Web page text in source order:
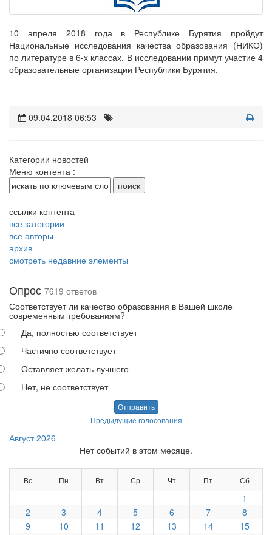
10 апреля 2018 года в Республике Бурятия пройдут
Национальные исследования качества образования (НИКО)
по литературе в 6-х классах. В исследовании примут участие 4
образовательные организации Республики Бурятия.
09.04.2018 06:53
Категории новостей
Меню контента :
ссылки контента
все категории
все авторы
архив
смотреть недавние элементы
Опрос 7619 ответов
Соответствует ли качество образования в Вашей школе
современным требованиям?
Да, полностью соответствует
Частично соответствует
Оставляет желать лучшего
Нет, не соответствует
Отправить
Предыдущие голосования
Август 2026
Нет событий в этом месяце.
Вс Пн Вт Ср Чт Пт Сб
1
2
3 4 5 6 7
8
9
10 11 12 13 14
15